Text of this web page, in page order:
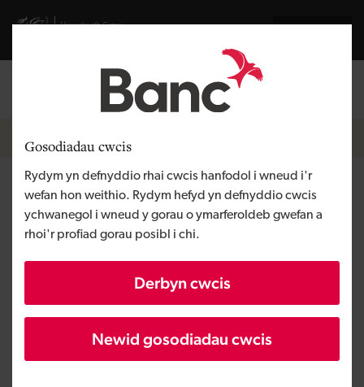
Gosodiadau cwcis
Rydym yn defnyddio rhai cwcis hanfodol i wneud i'r
wefan hon weithio. Rydym hefyd yn defnyddio cwcis
ychwanegol i wneud y gorau o ymarferoldeb gwefan a
rhoi'r profiad gorau posibl i chi.
Derbyn cwcis
Newid gosodiadau cwcis
Visit gov.wales website
Mewngofnodi
Breadcrumb
Hafan
Bangor Tyre Services
Rhanbarth Gogledd Cymru
Prynu busnes
Maint BBaCh
Dros £100,000